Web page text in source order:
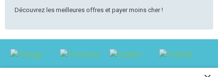
Découvrez les meilleures offres et payer moins cher !